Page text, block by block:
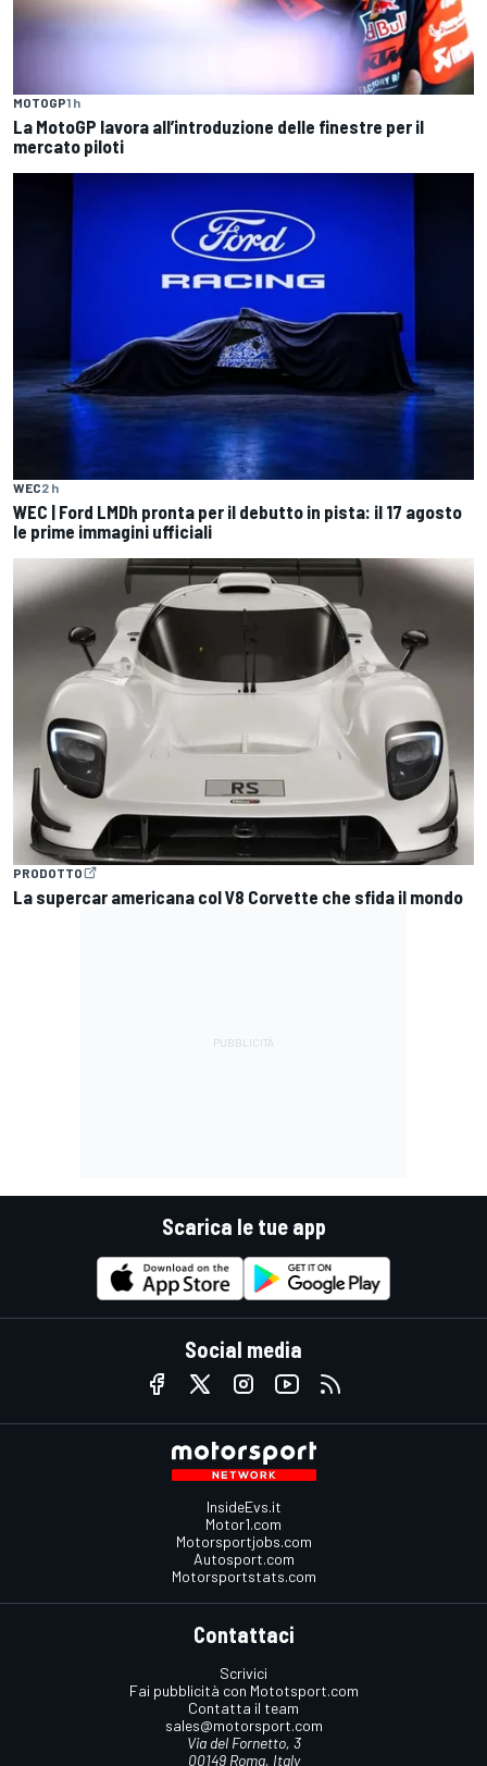
MOTOGP1 h
La MotoGP lavora all’introduzione delle finestre per il
mercato piloti
WEC2 h
WEC | Ford LMDh pronta per il debutto in pista: il 17 agosto
le prime immagini ufficiali
PRODOTTO
La supercar americana col V8 Corvette che sfida il mondo
Scarica le tue app
Social media
InsideEvs.it
Motor1.com
Motorsportjobs.com
Autosport.com
Motorsportstats.com
Contattaci
Scrivici
Fai pubblicità con Mototsport.com
Contatta il team
sales@motorsport.com
Via del Fornetto, 3
00149 Roma, Italy